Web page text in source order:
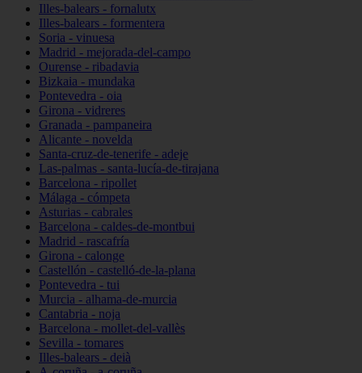
Illes-balears - fornalutx
Illes-balears - formentera
Soria - vinuesa
Madrid - mejorada-del-campo
Ourense - ribadavia
Bizkaia - mundaka
Pontevedra - oia
Girona - vidreres
Granada - pampaneira
Alicante - novelda
Santa-cruz-de-tenerife - adeje
Las-palmas - santa-lucía-de-tirajana
Barcelona - ripollet
Málaga - cómpeta
Asturias - cabrales
Barcelona - caldes-de-montbui
Madrid - rascafría
Girona - calonge
Castellón - castelló-de-la-plana
Pontevedra - tui
Murcia - alhama-de-murcia
Cantabria - noja
Barcelona - mollet-del-vallès
Sevilla - tomares
Illes-balears - deià